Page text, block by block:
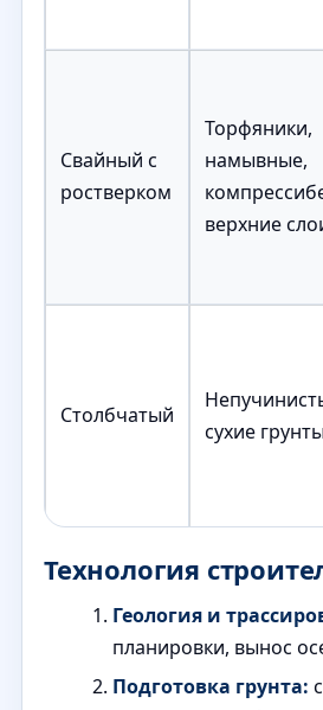
Свайный с
ростверком
Торфяники,
намывные,
верхние
Столбчатый
сухие грунты
Технология
Геология и
планировки, вынос
Подготовка грунта: